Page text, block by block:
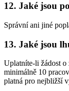
12. Jaké jsou
Správní ani jiné
13. Jaké jsou
Uplatníte-li žádost o
minimálně 10
platná pro nejbližší